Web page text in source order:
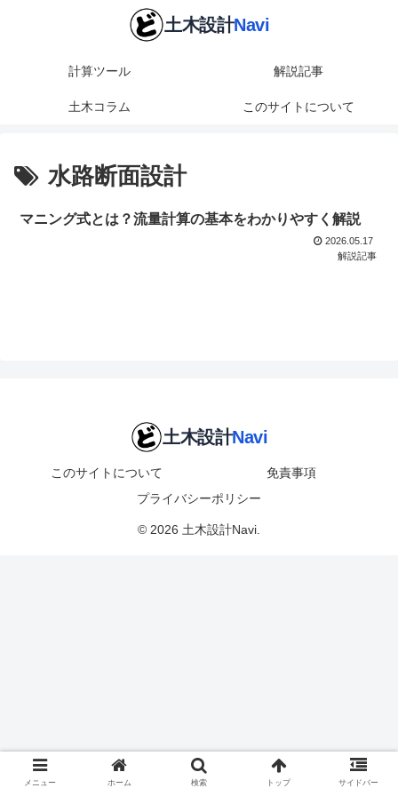
計算ツール 解説記事
土木コラム このサイトについて
水路断面設計
マニング式とは？流量計算の基本をわかりやすく解説
2026.05.17
解説記事
このサイトについて
免責事項
プライバシーポリシー
© 2026 土木設計Navi.
メニュー ホーム 検索 トップ サイドバー